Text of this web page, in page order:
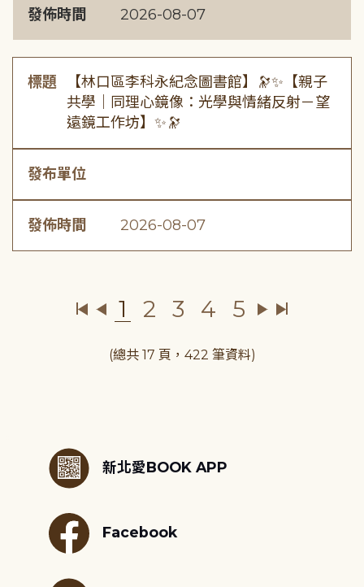
發佈時間 2026-08-07
標題
【林口區李科永紀念圖書館】🔭✨【親子
共學｜同理心鏡像：光學與情緒反射－望
遠鏡工作坊】✨🔭
發布單位
發佈時間 2026-08-07
1 2 3 4 5
(總共 17 頁，422 筆資料)
新北愛BOOK APP
Facebook